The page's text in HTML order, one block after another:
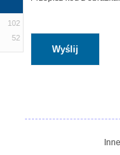
102
52